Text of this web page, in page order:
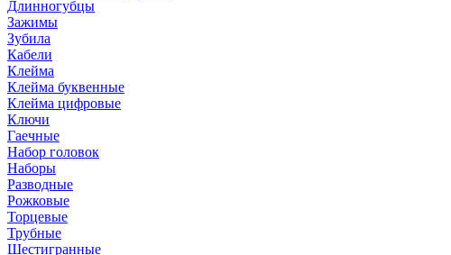
Длинногубцы
Зажимы
Зубила
Кабели
Клейма
Клейма буквенные
Клейма цифровые
Ключи
Гаечные
Набор головок
Наборы
Разводные
Рожковые
Торцевые
Трубные
Шестигранные